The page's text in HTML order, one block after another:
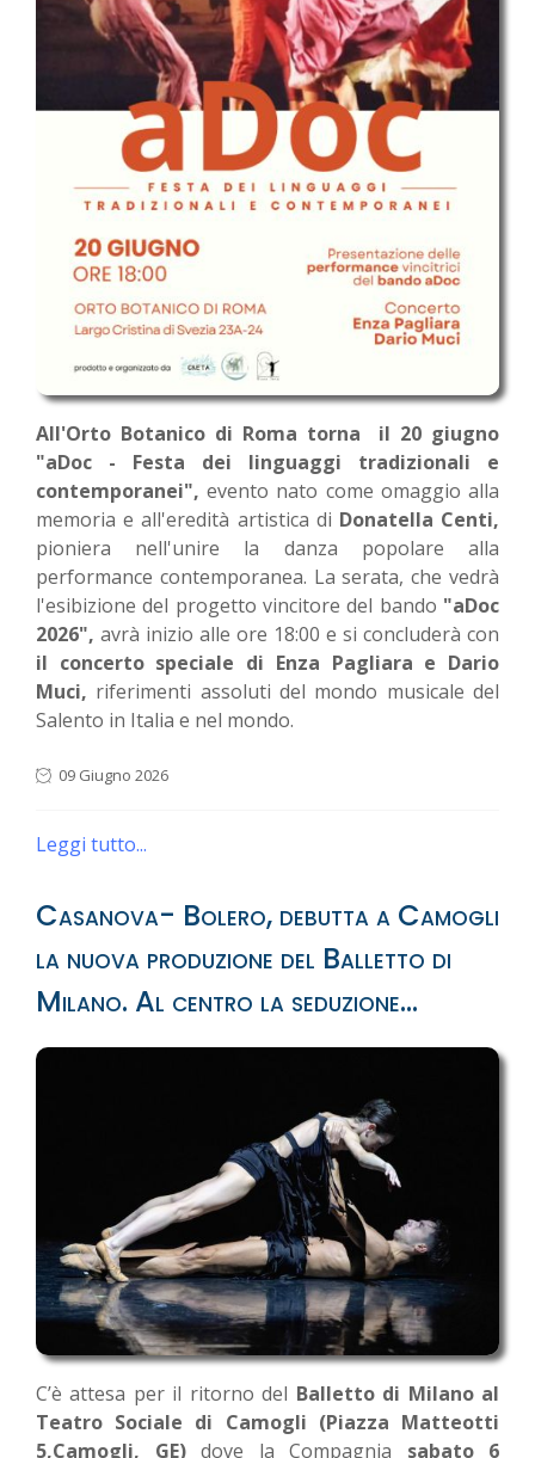
All'Orto Botanico di Roma torna il 20 giugno
"aDoc - Festa dei linguaggi tradizionali e
contemporanei", evento nato come omaggio alla
memoria e all'eredità artistica di Donatella Centi,
pioniera nell'unire la danza popolare alla
performance contemporanea. La serata, che vedrà
l'esibizione del progetto vincitore del bando "aDoc
2026", avrà inizio alle ore 18:00 e si concluderà con
il concerto speciale di Enza Pagliara e Dario
Muci, riferimenti assoluti del mondo musicale del
Salento in Italia e nel mondo.
09 Giugno 2026
Leggi tutto...
Casanova- Bolero, debutta a Camogli
la nuova produzione del Balletto di
Milano. Al centro la seduzione...
C’è attesa per il ritorno del Balletto di Milano al
Teatro Sociale di Camogli (Piazza Matteotti
5,Camogli, GE)dove la Compagnia sabato 6